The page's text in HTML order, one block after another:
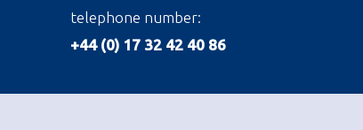
telephone number:
+44 (0) 17 32 42 40 86